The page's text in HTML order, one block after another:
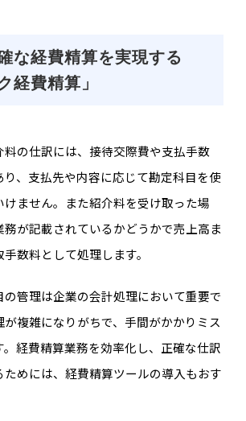
な経費精算を実現する
経費精算」
の仕訳には、接待交際費や支払手数
、支払先や内容に応じて勘定科目を使
けません。また紹介料を受け取った場
が記載されているかどうかで売上高ま
数料として処理します。
管理は企業の会計処理において重要で
が複雑になりがちで、手間がかかりミス
経費精算業務を効率化し、正確な仕訳
ためには、経費精算ツールの導入もおす